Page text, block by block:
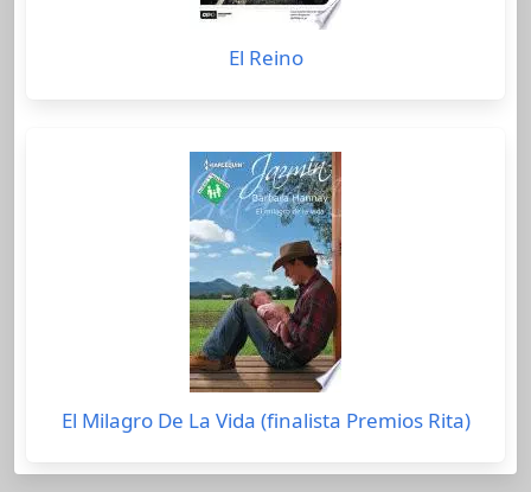
El Reino
El Milagro De La Vida (finalista Premios Rita)